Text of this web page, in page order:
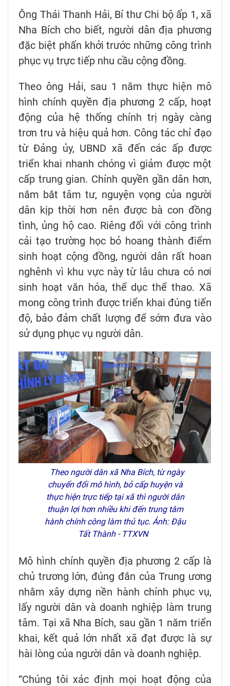
Ông Thái Thanh Hải, Bí thư Chi bộ ấp 1, xã
Nha Bích cho biết, người dân địa phương
đặc biệt phấn khởi trước những công trình
phục vụ trực tiếp nhu cầu cộng đồng.
Theo ông Hải, sau 1 năm thực hiện mô
hình chính quyền địa phương 2 cấp, hoạt
động của hệ thống chính trị ngày càng
trơn tru và hiệu quả hơn. Công tác chỉ đạo
từ Đảng ủy, UBND xã đến các ấp được
triển khai nhanh chóng vì giảm được một
cấp trung gian. Chính quyền gần dân hơn,
nắm bắt tâm tư, nguyện vọng của người
dân kịp thời hơn nên được bà con đồng
tình, ủng hộ cao. Riêng đối với công trình
cải tạo trường học bỏ hoang thành điểm
sinh hoạt cộng đồng, người dân rất hoan
nghênh vì khu vực này từ lâu chưa có nơi
sinh hoạt văn hóa, thể dục thể thao. Xã
mong công trình được triển khai đúng tiến
độ, bảo đảm chất lượng để sớm đưa vào
sử dụng phục vụ người dân.
Theo người dân xã Nha Bích, từ ngày
chuyển đổi mô hình, bỏ cấp huyện và
thực hiện trực tiếp tại xã thì người dân
thuận lợi hơn nhiều khi đến trung tâm
hành chính công làm thủ tục. Ảnh: Đậu
Tất Thành - TTXVN
Mô hình chính quyền địa phương 2 cấp là
chủ trương lớn, đúng đắn của Trung ương
nhằm xây dựng nền hành chính phục vụ,
lấy người dân và doanh nghiệp làm trung
tâm. Tại xã Nha Bích, sau gần 1 năm triển
khai, kết quả lớn nhất xã đạt được là sự
hài lòng của người dân và doanh nghiệp.
“Chúng tôi xác định mọi hoạt động của